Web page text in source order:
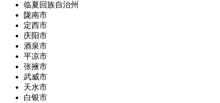
临夏回族自治州
陇南市
定西市
庆阳市
酒泉市
平凉市
张掖市
武威市
天水市
白银市